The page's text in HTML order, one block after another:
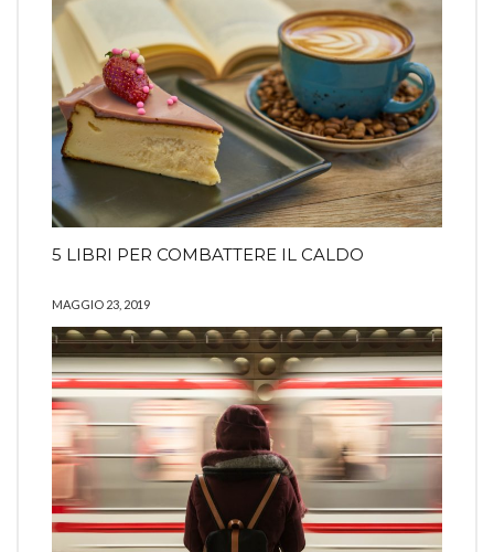
5 LIBRI PER COMBATTERE IL CALDO
MAGGIO 23, 2019